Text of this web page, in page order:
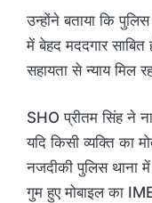
उन्होंने बताया कि
में बेहद मददगार
सहायता से न्याय मिल
SHO प्रीतम सिंह ने
यदि किसी व्यक्ति का
नजदीकी पुलिस थाना
गुम हुए मोबाइल का